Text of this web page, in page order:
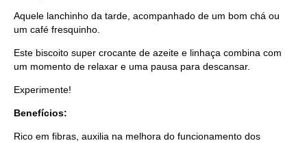
Aquele lanchinho da tarde, acompanhado de um bom chá ou
um café fresquinho.
Este biscoito super crocante de azeite e linhaça combina com
um momento de relaxar e uma pausa para descansar.
Experimente!
Benefícios:
Rico em fibras, auxilia na melhora do funcionamento dos